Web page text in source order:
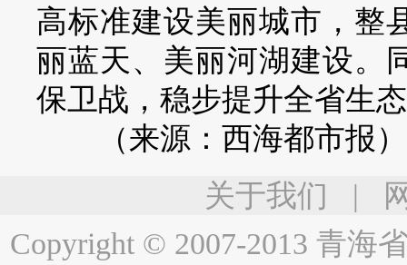
高标准建设美丽城市，整
丽蓝天、美丽河湖建设。
保卫战，稳步提升全省生
（来源：西海都市报）
关于我们 |
Copyright © 2007-2013 青海